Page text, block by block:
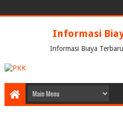
Informasi
Informasi Biaya